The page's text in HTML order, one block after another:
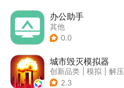
办公助手
其他
0.0
城市毁灭模拟器
创新品类 模拟
解压
| 开放世界
2.3